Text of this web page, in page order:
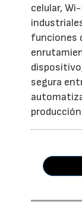
celular,
funciones
segura